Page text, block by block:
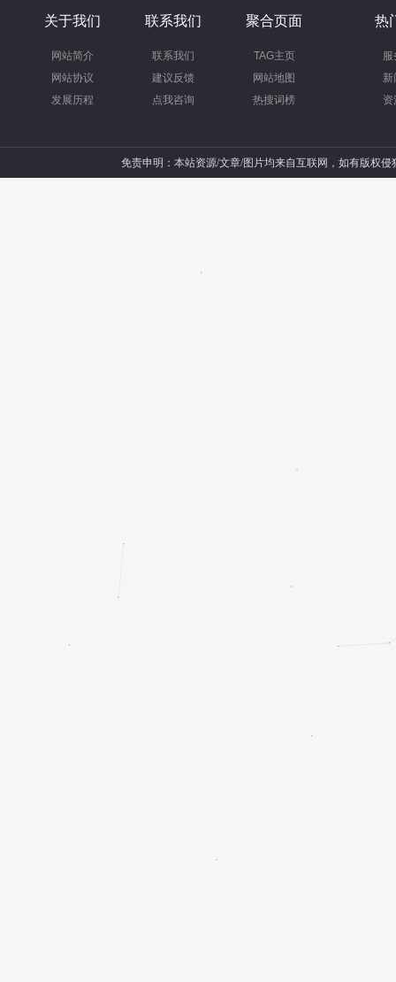
关于我们
网站简介
网站协议
发展历程
联系我们
联系我们
建议反馈
点我咨询
聚合页面
TAG主页
网站地图
热搜词榜
热
服
新
资
免责申明：本站资源/文章/图片均来自互联网，如有版权